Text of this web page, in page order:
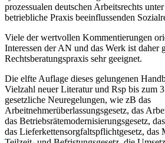
prozessualen deutschen Arbeitsrechts
betriebliche Praxis beeinflussenden
Viele der wertvollen Kommentierungen
Interessen der AN und das Werk ist daher
Rechtsberatungspraxis sehr geeignet.
Die elfte Auflage dieses gelungenen
Vielzahl neuer Literatur und Rsp bis zum
gesetzliche Neuregelungen, wie zB das
Arbeitnehmerüberlassungsgesetz, das
das Betriebsrätemodernisierungsgesetz,
das Lieferkettensorgfaltspflichtgesetz, das